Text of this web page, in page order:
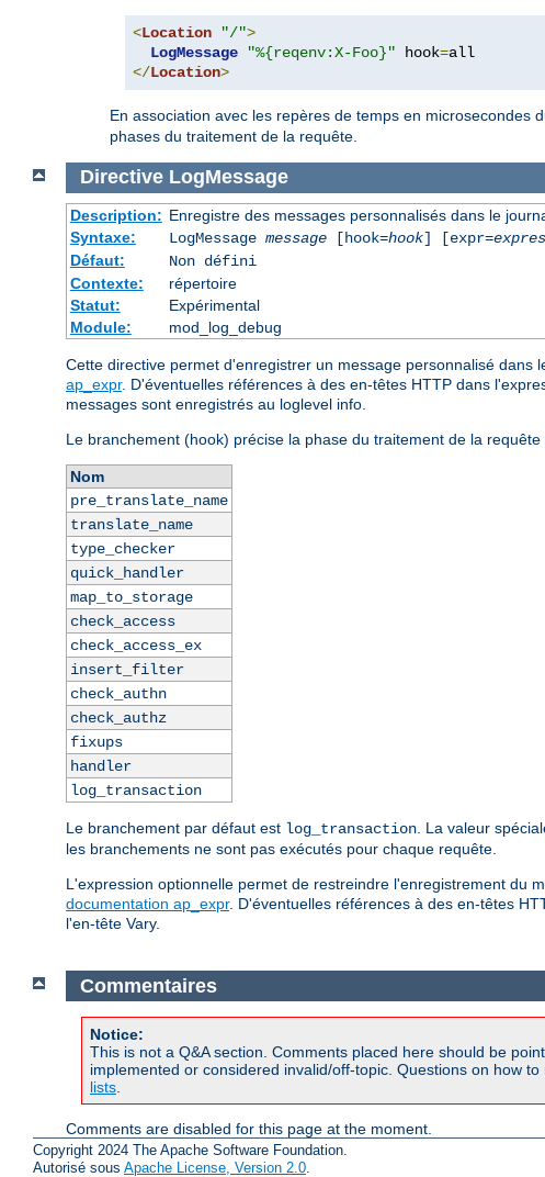
<Location "/">
LogMessage
"%{reqenv:X-Foo}" hook=
</Location>
En association avec les repères de temps en microsecondes
phases du traitement de la requête.
Directive LogMessage
Description: Enregistre des messages personnalisés dans le
Syntaxe:
LogMessage message[hook=hook] [expr=
Défaut:
Non défini
Contexte:
répertoire
Statut:
Expérimental
Module:
mod_log_debug
Cette directive permet d'enregistrer un message personnalisé
ap_expr. D'éventuelles références à des en-têtes HTTP dans
messages sont enregistrés au loglevel info.
Le branchement (hook) précise la phase du traitement de la
Nom
pre_translate_name
translate_name
type_checker
quick_handler
map_to_storage
check_access
check_access_ex
insert_filter
check_authn
check_authz
fixups
handler
log_transaction
Le branchement par défaut est log_transaction . La valeur
les branchements ne sont pas exécutés pour chaque requête.
L'expression optionnelle permet de restreindre l'enregistrement du
documentation ap_expr. D'éventuelles références à des en-têtes
l'en-tête Vary.
Commentaires
Notice:
This is not a Q&A section. Comments placed here should be
implemented or considered invalid/off-topic. Questions on how
lists.
Comments are disabled for this page at the moment.
Copyright 2024 The Apache Software Foundation.
Autorisé sous Apache License, Version 2.0